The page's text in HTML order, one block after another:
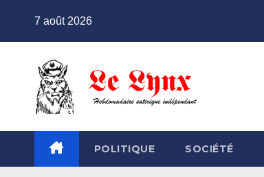
7 août 2026
POLITIQUE SOCIÉTÉ